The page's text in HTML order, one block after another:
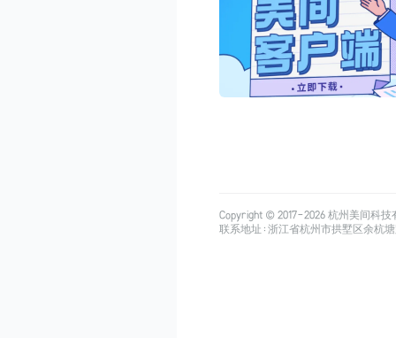
Copyright © 2017-2026杭州美间科技
联系地址：浙江省杭州市拱墅区余杭